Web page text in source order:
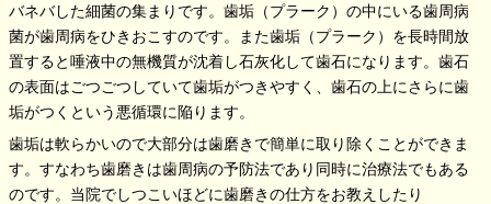
バネバした細菌の集まりです。歯垢（プラーク）の中にいる歯周病
菌が歯周病をひきおこすのです。また歯垢（プラーク）を長時間放
置すると唾液中の無機質が沈着し石灰化して歯石になります。歯石
の表面はごつごつしていて歯垢がつきやすく、歯石の上にさらに歯
垢がつくという悪循環に陥ります。
歯垢は軟らかいので大部分は歯磨きで簡単に取り除くことができま
す。すなわち歯磨きは歯周病の予防法であり同時に治療法でもある
のです。当院でしつこいほどに歯磨きの仕方をお教えしたり